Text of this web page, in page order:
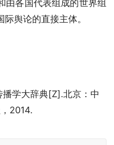
由各国代表组成的世界组
际舆论的直接主体。
学大辞典[Z].北京：中
2014.